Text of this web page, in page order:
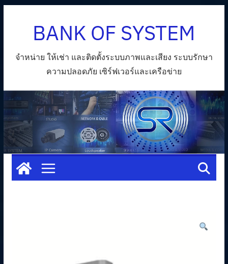
BANK OF SYSTEM
จำหน่าย ให้เช่า และติดตั้งระบบภาพและเสียง ระบบรักษา
ความปลอดภัย เซิร์ฟเวอร์และเครือข่าย